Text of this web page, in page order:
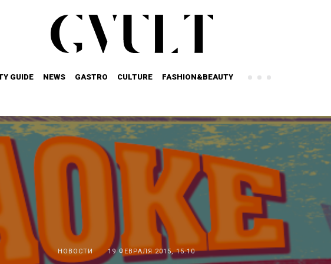
GUIDE NEWS GASTRO CULTURE FASHION&BEAUTY
НОВОСТИ 19 ФЕВРАЛЯ 2015, 15:10